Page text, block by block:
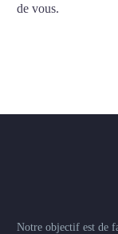
de vous.
Notre objectif est de